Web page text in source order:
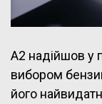
A2 надійшов у
вибором
його